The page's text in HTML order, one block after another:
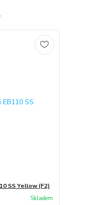
SS Yellow (F2)
Skladem